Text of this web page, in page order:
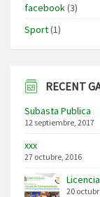
facebook(3)
Sport(1)
RECENT
Subasta Publica
12 septiembre, 2017
xxx
27 octubre, 2016
20